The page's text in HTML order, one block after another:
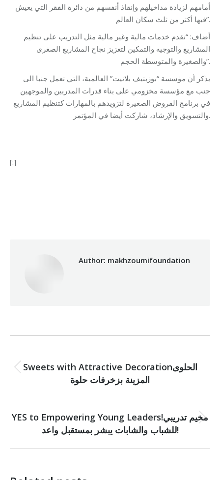
أمامهم لزيادة مداخيلهم وإنقاذ أنفسهم من دائرة الفقر التي يعيش
فيها أكثر من ثلث سكان العالم”.
أضاف: “نقدم خدمات مالية وغير مالية مثل التدريب على تنظيم
المشاريع والتوجيه والتمكين لتعزيز نجاح المشاريع الصغرى
والصغيرة والمتوسطة الحجم”.
يذكر أن مؤسسة “بوزيتيف بلانيت” العالمية، التي تعمل جنبا الى
جنب مع مؤسسة مخزومي على بناء قدرات المدربين والموجهين
في برنامج القروض الصغيرة لتزويدهم بالمهارات كتنظيم المشاريع
والتسويق والإرشاد، شاركت أيضا في المؤتمر.
[:]
Author: makhzoumifoundation
navigation
Previous
post:
Sweets with Attractive Decorationالحلوى
المزينة بزخرفات حلوة
Next
post:
YES to Empowering Young Leaders!مخيم تدريبي
للشباب والشابات يبشر بمستقبل واعد!